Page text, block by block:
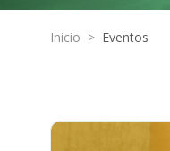
Inicio > Eventos